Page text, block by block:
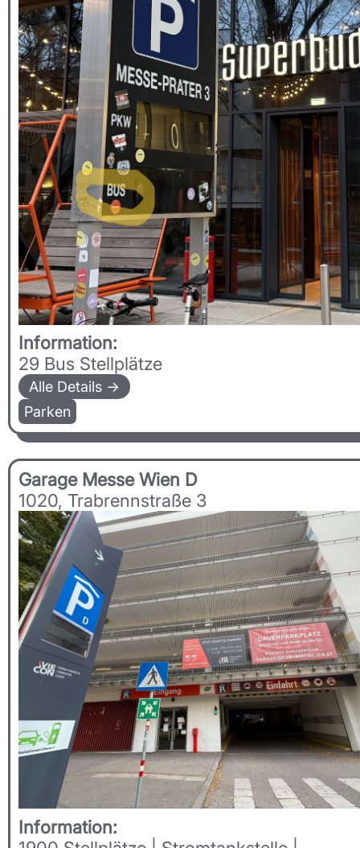
Information:
29 Bus Stellplätze
Alle Details →
Parken
Garage Messe Wien D
1020, Trabrennstraße 3
Information: